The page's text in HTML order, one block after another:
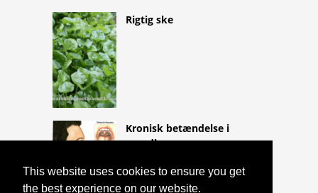
This website uses cookies to ensure you get
the best experience on our website.
Rigtig ske
Kronisk betændelse i
mandlen